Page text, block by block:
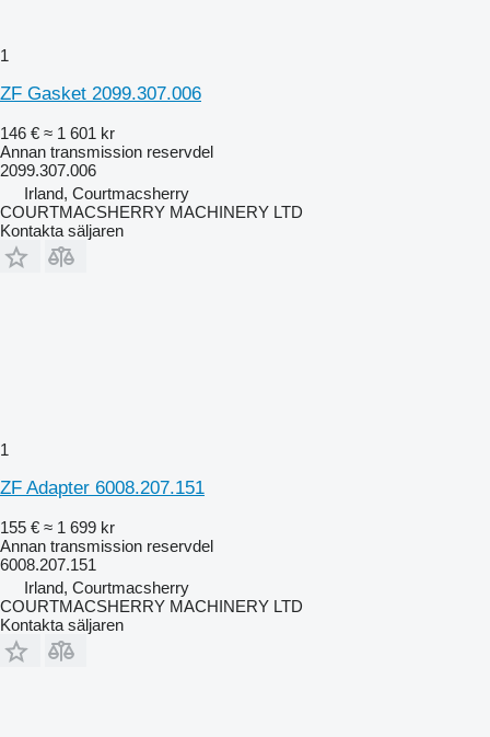
1
ZF Gasket 2099.307.006
146 € ≈ 1 601 kr
Annan transmission reservdel
2099.307.006
Irland, Courtmacsherry
COURTMACSHERRY MACHINERY LTD
Kontakta säljaren
1
ZF Adapter 6008.207.151
155 € ≈ 1 699 kr
Annan transmission reservdel
6008.207.151
Irland, Courtmacsherry
COURTMACSHERRY MACHINERY LTD
Kontakta säljaren